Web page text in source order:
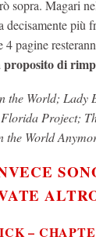
sopra. Magari
decisamente più
4 pagine
proposito di
the World; Lady
Project;
the World
–